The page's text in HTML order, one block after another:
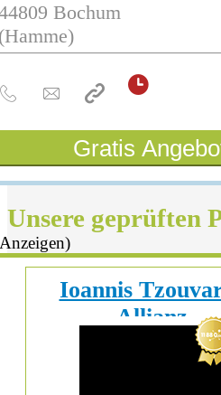
Bochum
Gratis
Unsere geprüften
Ioannis
Allianz